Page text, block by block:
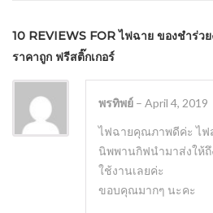
10 REVIEWS FORไฟฉาย ของชำร่ว
ราคาถูก ฟรีสติ๊กเกอร์
พรทิพย์ – April 4, 2019
ไฟฉายคุณภาพดีค่ะ ไฟ
นิพพานกิฟนำมาส่งให้
ใช้งานเลยค่ะ
ขอบคุณมากๆ นะคะ